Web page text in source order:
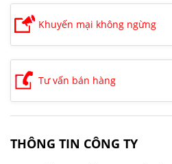
Khuyến mại không ngừng
Tư vấn bán hàng
THÔNG TIN CÔNG TY